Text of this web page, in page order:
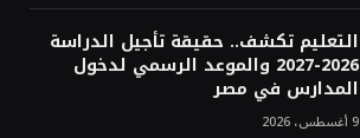
التعليم تكشف.. حقيقة تأجيل الدراسة
2026-2027 والموعد الرسمي لدخول
المدارس في مصر
9 أغسطس، 2026